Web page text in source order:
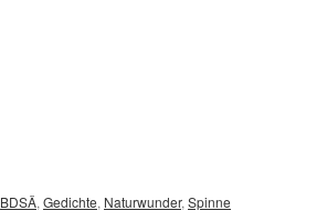
BDSÄ, Gedichte, Naturwunder, Spinne